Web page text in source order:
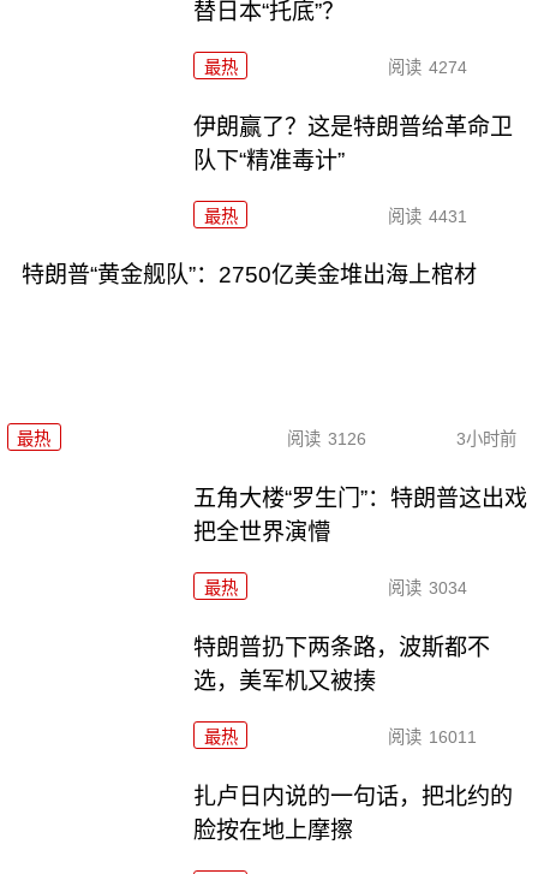
替日本“托底”？
最热 阅读 4274
伊朗赢了？这是特朗普给革命卫
队下“精准毒计”
最热 阅读 4431
特朗普“黄金舰队”：2750亿美金堆出海上棺材
最热 阅读 3126 3小时前
五角大楼“罗生门”：特朗普这出戏
把全世界演懵
最热 阅读 3034
特朗普扔下两条路，波斯都不
选，美军机又被揍
最热 阅读 16011
扎卢日内说的一句话，把北约的
脸按在地上摩擦